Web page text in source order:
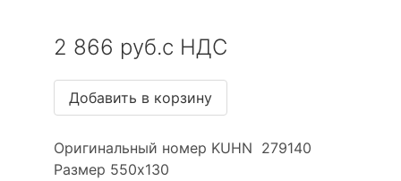
2 866 руб.с НДС
Оригинальный номер KUHN 279140
Размер 550х130